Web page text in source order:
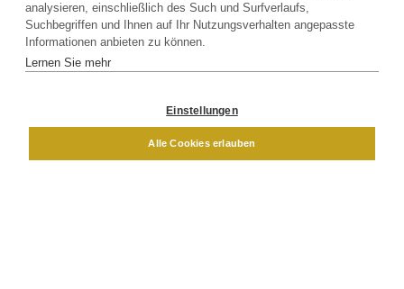
Kontakt Newsletter Partner
Versand
DAMEN
analysieren, einschließlich des Such und Surfverlaufs,
Suchbegriffen und Ihnen auf Ihr Nutzungsverhalten angepasste
Informationen anbieten zu können.
Lernen Sie mehr
Einstellungen
Alle Cookies erlauben